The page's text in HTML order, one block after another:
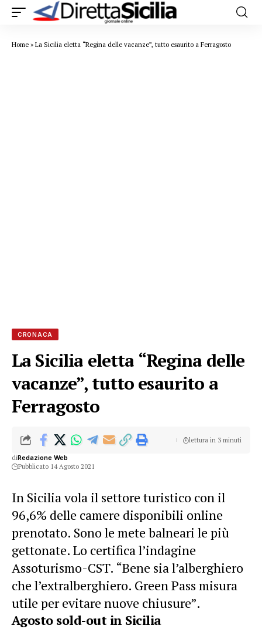
Home » La Sicilia eletta “Regina delle vacanze”, tutto esaurito a Ferragosto
CRONACA
La Sicilia eletta “Regina delle
vacanze”, tutto esaurito a
Ferragosto
diRedazione Web
Pubblicato 14 Agosto 2021
lettura in 3 minuti
In Sicilia vola il settore turistico con il
96,6% delle camere disponibili online
prenotato. Sono le mete balneari le più
gettonate. Lo certifica l’indagine
Assoturismo-CST. “Bene sia l’alberghiero
che l’extralberghiero. Green Pass misura
utile per evitare nuove chiusure”.
Agosto sold-out in Sicilia